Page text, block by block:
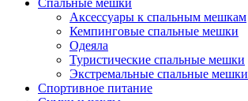
Спальные мешки
Аксессуары к спальным мешкам
Кемпинговые спальные мешки
Одеяла
Туристические спальные мешки
Экстремальные спальные мешки
Спортивное питание